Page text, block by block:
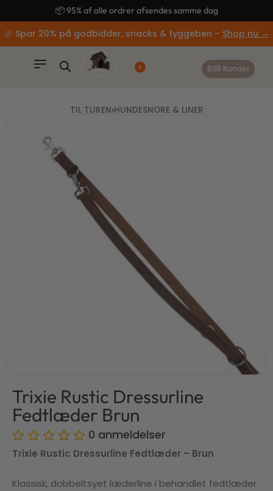
🚚 Gratis fragt ved køb over 499,-
🍖 Spar 20% på godbidder, snacks & tyggeben – Shop nu →
0 B2B Kunder
TIL TUREN›HUNDESNORE & LINER
Trixie Rustic Dressurline
Fedtlæder Brun
0 anmeldelser
Trixie Rustic Dressurline Fedtlæder – Brun
Klassisk, dobbeltsyet læderline i behandlet fedtlæder